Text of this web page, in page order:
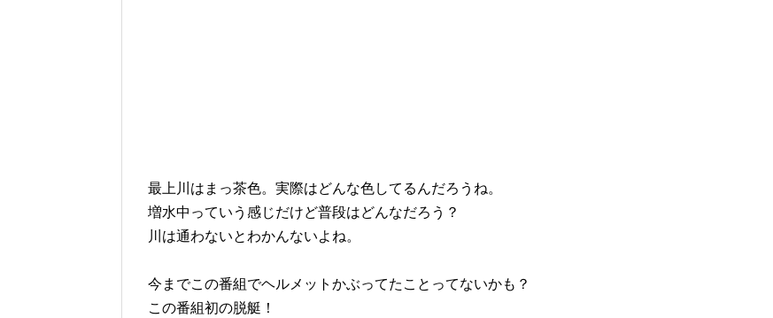
最上川はまっ茶色。実際はどんな色してるんだろうね。
増水中っていう感じだけど普段はどんなだろう？
川は通わないとわかんないよね。
今までこの番組でヘルメットかぶってたことってないかも？
この番組初の脱艇！